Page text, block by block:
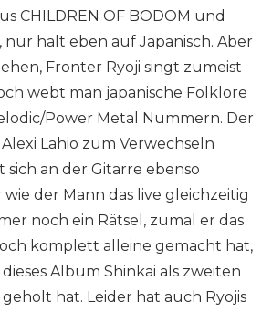
CHILDREN OF BODOM und
nur halt eben auf Japanisch. Aber
Fronter Ryoji singt zumeist
webt man japanische Folklore
Power Metal Nummern. Der
Lahio zum Verwechseln
an der Gitarre ebenso
der Mann das live gleichzeitig
noch ein Rätsel, zumal er das
komplett alleine gemacht hat,
Album Shinkai als zweiten
hat. Leider hat auch Ryojis